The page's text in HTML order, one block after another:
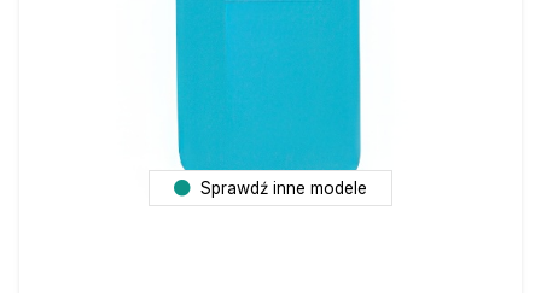
Sprawdź inne modele